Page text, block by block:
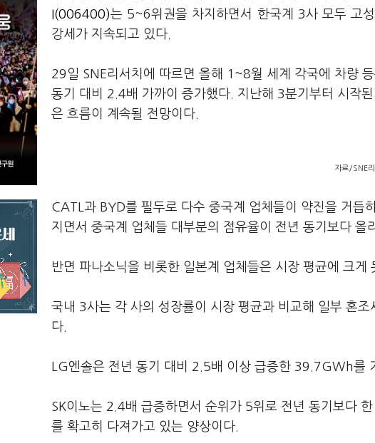
I(006400)는 5~6위권을 차지하면서 한국계 3사 모두 고
강세가 지속되고 있다.
29일 SNE리서치에 따르면 올해 1~8월 세계 각국에 차량
동기 대비 2.4배 가까이 증가했다. 지난해 3분기부터 시작
은 흐름이 계속될 전망이다.
자료/SNE리
CATL과 BYD를 필두로 다수 중국계 업체들이 약진을 거듭
지면서 중국계 업체들 대부분의 점유율이 전년 동기보다 올
반면 파나소닉을 비롯한 일본계 업체들은 시장 평균에 크
국내 3사는 각 사의 성장률이 시장 평균과 비교해 일부 혼
다.
LG엔솔은 전년 동기 대비 2.5배 이상 급증한 39.7GWh를
SK이노는 2.4배 급증하면서 순위가 5위로 전년 동기보다
를 확고히 다져가고 있는 양상이다.